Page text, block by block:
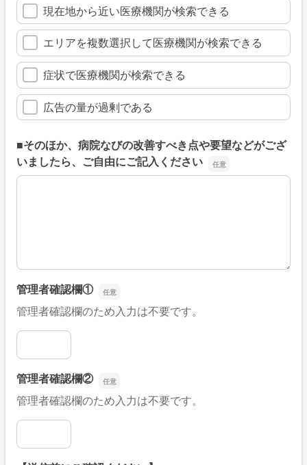
現在地から近い医療機関が検索できる
エリアを複数選択して医療機関が検索できる
症状で医療機関が検索できる
広告の量が過剰である
■そのほか、病院なびの改善すべき点や要望などがござ
いましたら、ご自由にご記入ください
■そのほか、病院なびの改善すべき点や要望などがござい
管理者確認欄①
管理者確認欄のため入力は不要です。
管理者確認欄①
管理者確認欄②
管理者確認欄のため入力は不要です。
管理者確認欄②